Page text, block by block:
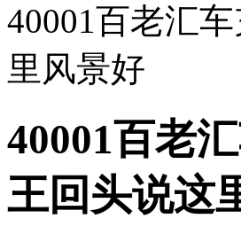
40001百老汇
里风景好
40001百老
王回头说这